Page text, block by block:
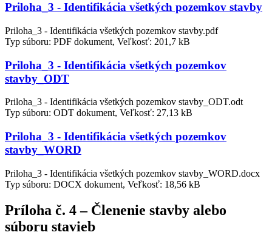
Priloha_3 - Identifikácia všetkých pozemkov stavby
Priloha_3 - Identifikácia všetkých pozemkov stavby.pdf
Typ súboru: PDF dokument, Veľkosť: 201,7 kB
Priloha_3 - Identifikácia všetkých pozemkov
stavby_ODT
Priloha_3 - Identifikácia všetkých pozemkov stavby_ODT.odt
Typ súboru: ODT dokument, Veľkosť: 27,13 kB
Priloha_3 - Identifikácia všetkých pozemkov
stavby_WORD
Priloha_3 - Identifikácia všetkých pozemkov stavby_WORD.docx
Typ súboru: DOCX dokument, Veľkosť: 18,56 kB
Príloha č. 4 – Členenie stavby alebo
súboru stavieb